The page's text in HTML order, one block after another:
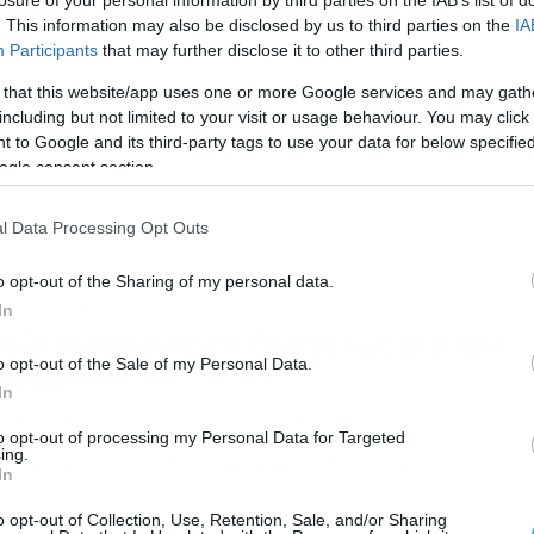
This information may also be disclosed by us to third parties on the
Participants that may further disclose it to other third parties.
that this website/app uses one or more Google services and may
but not limited to your visit or usage behaviour. You may
to Google and its third-party tags to use your data for below
consent section.
Data Processing Opt Outs
opt-out of the Sharing of my personal data.
opt-out of the Sale of my Personal Data.
opt-out of processing my Personal Data for Targeted
opt-out of Collection, Use, Retention, Sale, and/or Sharing
Ανακοινώθηκε η
Αυτιά με τη ΝΔ
κάθε επισημότητα ανακοινώθηκε από τη Νέα Δημοκρατία, η
του Γιώργου Αυτιά στις Ευρωεκλογές. «Στις
εκλογές της 9ης Ιουνίου ο δημοσιογράφος
θα είναι υποψήφιος με το ψηφοδέλτιο της Νέας
τονίζεται, χαρακτηριστικά, στην ανακοίνωση
όμως η οικογένειά του εγκαταστάθηκε στην Αθήνα,
2024
του Γιώργου Αυτιά. Ο κύβος ερρίφθη στον ΣΚΑΪ
σύμφωνα με καλά πληροφορημένες πηγές έχει έρθει σε
από την πρωινή ζώνη του Σαββατοκύριακου και